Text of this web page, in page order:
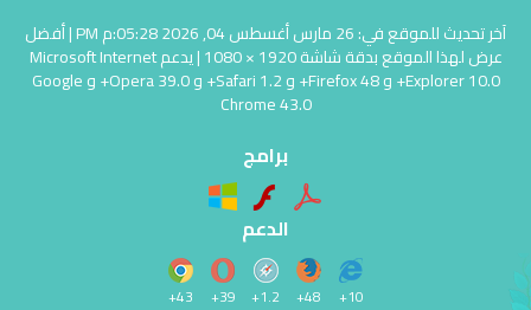
آخر تحديث للموقع في: 26 مارس أغسطس 04, 2026 05:28:م PM | أفضل
عرض لهذا الموقع بدقة شاشة 1920 × 1080 | يدعم Microsoft Internet
Explorer 10.0+ و Firefox 48+ و Safari 1.2+ و Opera 39.0+ و Google
Chrome 43.0
برامج
الدعم
10+
48+
1.2+
39+
43+